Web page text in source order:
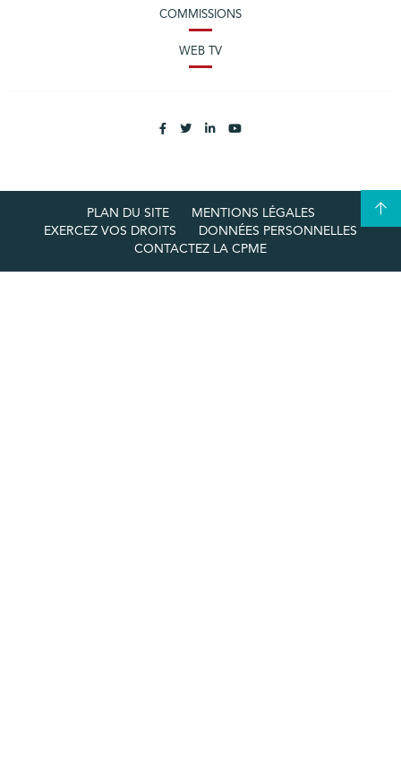
COMMISSIONS
WEB TV
PLAN DU SITE
MENTIONS LÉGALES
EXERCEZ VOS DROITS
DONNÉES PERSONNELLES
CONTACTEZ LA CPME